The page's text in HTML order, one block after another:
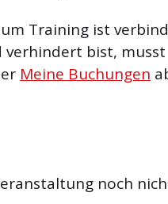
Training ist
verhindert bist,
Meine Buchungen
noch